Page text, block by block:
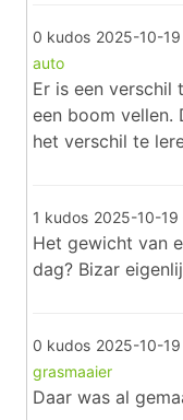
0 kudos 2025-10-
auto
Er is een verschil
een boom vellen.
het verschil te
1 kudos 2025-10-19
Het gewicht van
dag? Bizar
0 kudos 2025-10-
grasmaaier
Daar was al